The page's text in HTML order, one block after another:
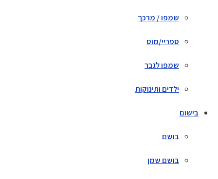
שמפו / מרכך
ספריי/מוס
שמפו לגבר
ילדים ותינוקות
בישום
בושם
בושם שמן